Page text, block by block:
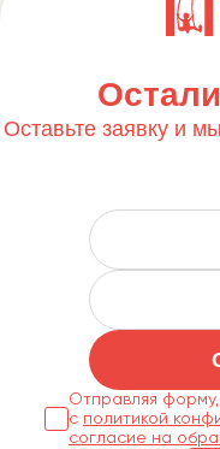
Оставьте заявку и
Отправляя
с политикой
согласие на